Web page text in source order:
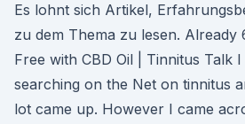
Es lohnt sich Artikel,
zu dem Thema zu lesen. Already
Free with CBD Oil | Tinnitus Talk
searching on the Net on tinnitus
lot came up. However I came